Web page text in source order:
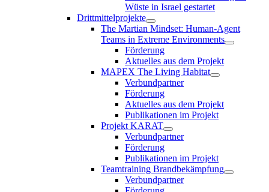
Wüste in Israel gestartet
Drittmittelprojekte
The Martian Mindset: Human-Agent
Teams in Extreme Environments
Förderung
Aktuelles aus dem Projekt
MAPEX The Living Habitat
Verbundpartner
Förderung
Aktuelles aus dem Projekt
Publikationen im Projekt
Projekt KARAT
Verbundpartner
Förderung
Publikationen im Projekt
Teamtraining Brandbekämpfung
Verbundpartner